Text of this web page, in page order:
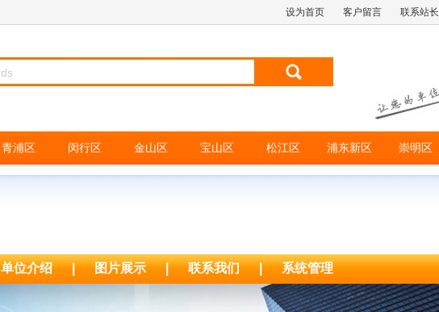
设为首页 客户留言 联系站长
青浦区 闵行区 金山区 宝山区 松江区 浦东新区 崇明区
单位介绍 | 图片展示 | 联系我们 | 系统管理